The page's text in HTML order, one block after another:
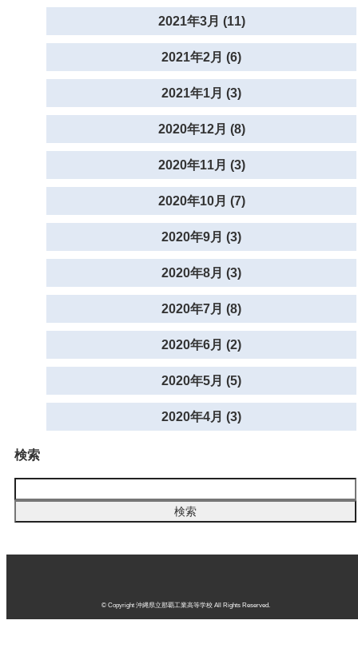
2021年3月 (11)
2021年2月 (6)
2021年1月 (3)
2020年12月 (8)
2020年11月 (3)
2020年10月 (7)
2020年9月 (3)
2020年8月 (3)
2020年7月 (8)
2020年6月 (2)
2020年5月 (5)
2020年4月 (3)
検索
© Copyright 沖縄県立那覇工業高等学校 All Rights Reserved.